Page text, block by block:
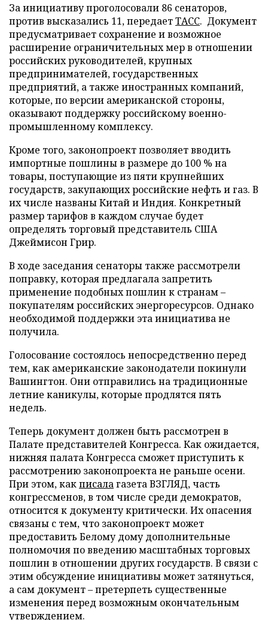
За инициативу проголосовали 86 сенаторов,
против высказались 11, передаетТАСС. Документ
предусматривает сохранение и возможное
расширение ограничительных мер в отношении
российских руководителей, крупных
предпринимателей, государственных
предприятий, а также иностранных компаний,
которые, по версии американской стороны,
оказывают поддержку российскому военно-
промышленному комплексу.
Кроме того, законопроект позволяет вводить
импортные пошлины в размере до 100 % на
товары, поступающие из пяти крупнейших
государств, закупающих российские нефть и газ. В
их числе названы Китай и Индия. Конкретный
размер тарифов в каждом случае будет
определять торговый представитель США
Джеймисон Грир.
В ходе заседания сенаторы также рассмотрели
поправку, которая предлагала запретить
применение подобных пошлин к странам –
покупателям российских энергоресурсов. Однако
необходимой поддержки эта инициатива не
получила.
Голосование состоялось непосредственно перед
тем, как американские законодатели покинули
Вашингтон. Они отправились на традиционные
летние каникулы, которые продлятся пять
недель.
Теперь документ должен быть рассмотрен в
Палате представителей Конгресса. Как ожидается,
нижняя палата Конгресса сможет приступить к
рассмотрению законопроекта не раньше осени.
При этом, какписалагазета ВЗГЛЯД, часть
конгрессменов, в том числе среди демократов,
относится к документу критически. Их опасения
связаны с тем, что законопроект может
предоставить Белому дому дополнительные
полномочия по введению масштабных торговых
пошлин в отношении других государств. В связи с
этим обсуждение инициативы может затянуться,
а сам документ – претерпеть существенные
изменения перед возможным окончательным
утверждением.